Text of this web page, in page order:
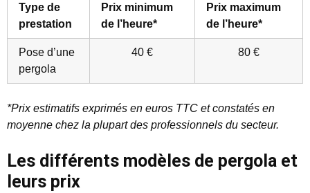
Type de
prestation
Prix minimum
de l’heure*
Prix maximum
de l’heure*
Pose d’une
pergola
40 € 80 €
*Prix estimatifs exprimés en euros TTC et constatés en
moyenne chez la plupart des professionnels du secteur.
Les différents modèles de pergola et
leurs prix